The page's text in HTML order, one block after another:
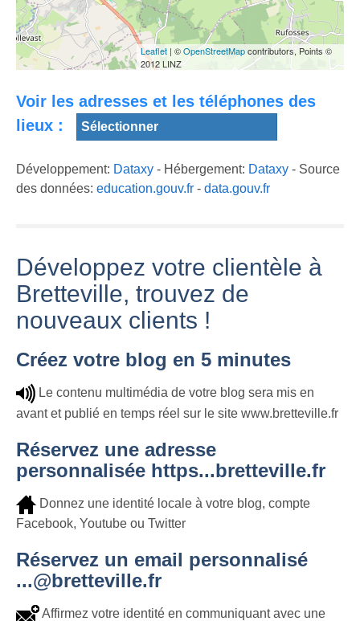
Amical : Ag
Caen -Bretteville
sur Odon -
match de 45 mn
AG Caen-
Bretteville-sur-
Odon
Battlefield
battles for
Norrey,
Putot
Leaflet | ©OpenStreetMapcontributors, Points ©
2012 LINZ
Voir les adresses et les téléphones des
lieux :
Développement: Dataxy - Hébergement: Dataxy - Source
des données: education.gouv.fr - data.gouv.fr
Développez votre clientèle à
Bretteville, trouvez de
nouveaux clients !
Créez votre blog en 5 minutes
Le contenu multimédia de votre blog sera mis en
avant et publié en temps réel sur le site www.bretteville.fr
Réservez une adresse
personnalisée https...bretteville.fr
Donnez une identité locale à votre blog, compte
Facebook, Youtube ou Twitter
Réservez un email personnalisé
...@bretteville.fr
Affirmez votre identité en communiquant avec une